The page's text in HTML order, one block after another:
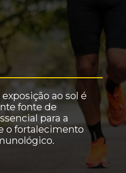
ao sol é
fonte de
para a
o fortalecimento